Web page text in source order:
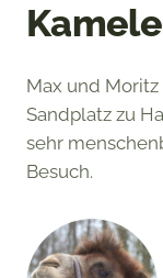
Kamele
Max und
Sandplatz zu
sehr
Besuch.